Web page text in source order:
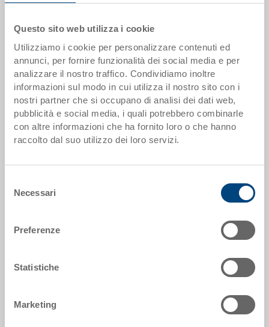
Questo sito web utilizza i cookie
Utilizziamo i cookie per personalizzare contenuti ed
annunci, per fornire funzionalità dei social media e per
analizzare il nostro traffico. Condividiamo inoltre
informazioni sul modo in cui utilizza il nostro sito con i
nostri partner che si occupano di analisi dei dati web,
pubblicità e social media, i quali potrebbero combinarle
con altre informazioni che ha fornito loro o che hanno
raccolto dal suo utilizzo dei loro servizi.
delNecessari
Preferenze
Statistiche
Marketing
Disponbilità: gestito a stock
Il prodotto non può essere ordinato online:Richiedi
offerta
Dati articolo
Codice
1266635
Colore: